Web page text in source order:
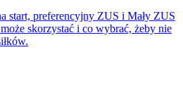
start, preferencyjny ZUS i Mały ZUS
skorzystać i co wybrać, żeby nie